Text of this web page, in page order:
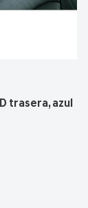
trasera, azul